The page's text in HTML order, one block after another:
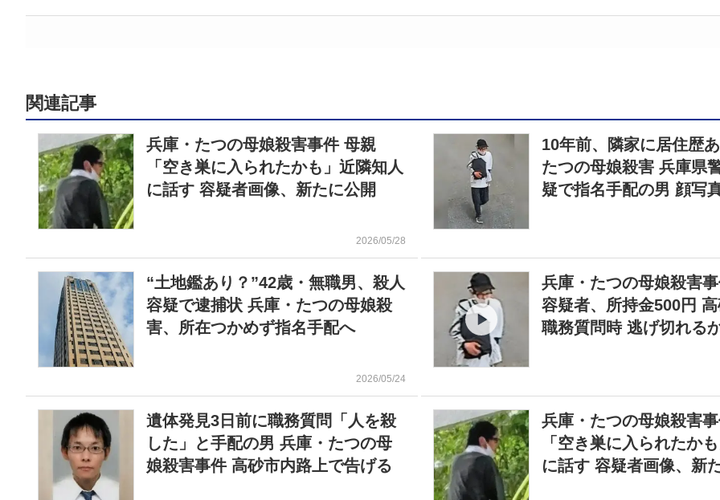
関連記事
兵庫・たつの母娘殺害事件 母親
「空き巣に入られたかも」近隣知人
に話す 容疑者画像、新たに公開
2026/05/28
10年前、隣家に居住歴
たつの母娘殺害 兵庫県
疑で指名手配の男 顔写
“土地鑑あり？”42歳・無職男、殺人
容疑で逮捕状 兵庫・たつの母娘殺
害、所在つかめず指名手配へ
2026/05/24
兵庫・たつの母娘殺害
容疑者、所持金500円
職務質問時 逃げ切れる
遺体発見3日前に職務質問「人を殺
した」と手配の男 兵庫・たつの母
娘殺害事件 高砂市内路上で告げる
兵庫・たつの母娘殺害
「空き巣に入られたか
に話す 容疑者画像、新